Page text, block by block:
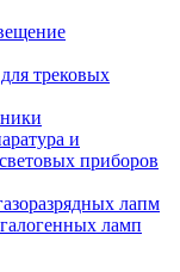
трековых
и
приборов
лапм
ламп